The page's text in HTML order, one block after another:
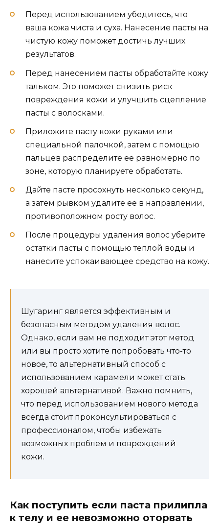
Перед использованием убедитесь, что
ваша кожа чиста и суха. Нанесение пасты на
чистую кожу поможет достичь лучших
результатов.
Перед нанесением пасты обработайте кожу
тальком. Это поможет снизить риск
повреждения кожи и улучшить сцепление
пасты с волосками.
Приложите пасту кожи руками или
специальной палочкой, затем с помощью
пальцев распределите ее равномерно по
зоне, которую планируете обработать.
Дайте пасте просохнуть несколько секунд,
а затем рывком удалите ее в направлении,
противоположном росту волос.
После процедуры удаления волос уберите
остатки пасты с помощью теплой воды и
нанесите успокаивающее средство на кожу.
Шугаринг является эффективным и
безопасным методом удаления волос.
Однако, если вам не подходит этот метод
или вы просто хотите попробовать что-то
новое, то альтернативный способ с
использованием карамели может стать
хорошей альтернативой. Важно помнить,
что перед использованием нового метода
всегда стоит проконсультироваться с
профессионалом, чтобы избежать
возможных проблем и повреждений
кожи.
Как поступить если паста прилипла
к телу и ее невозможно оторвать